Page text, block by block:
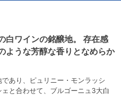
白ワインの銘醸地。 存在感
ような芳醇な香りとなめらか
あり、ピュリニー・モンラッシ
と合わせて、ブルゴーニュ3大白